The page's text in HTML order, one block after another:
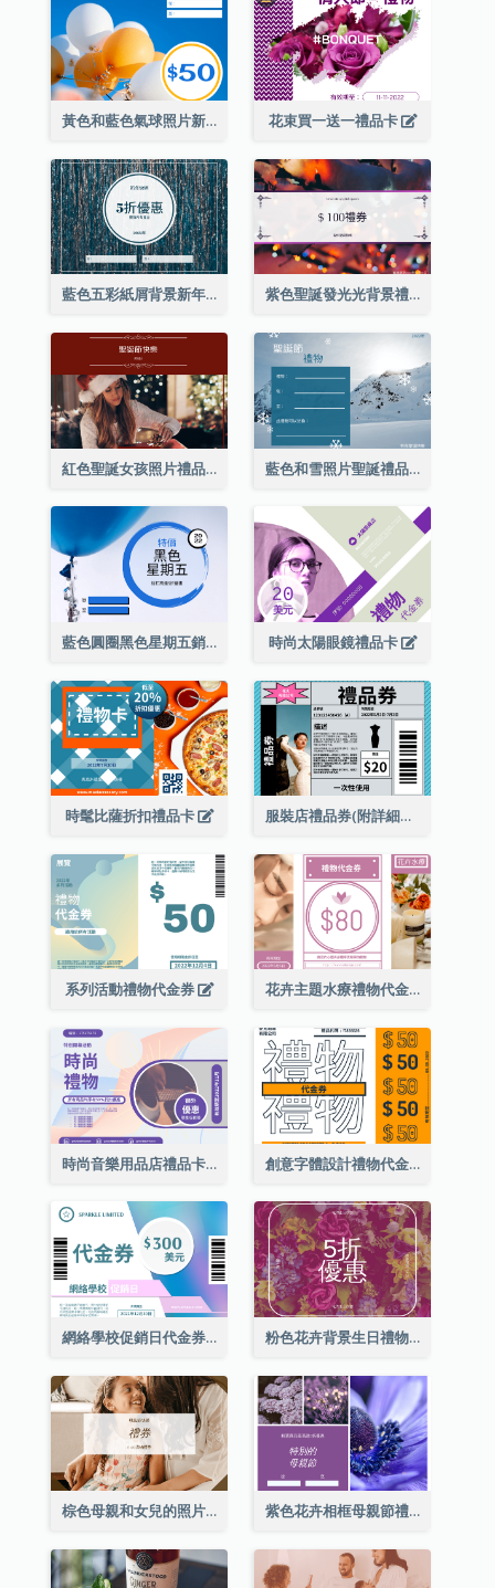
黃色和藍色氣球照片新年禮品卡 花束買一送一禮品卡
藍色五彩紙屑背景新年銷售禮品卡 紫色聖誕發光光背景禮品卡
紅色聖誕女孩照片禮品卡 藍色和雪照片聖誕禮品卡
藍色圓圈黑色星期五銷售禮品卡 時尚太陽眼鏡禮品卡
時髦比薩折扣禮品卡 服裝店禮品券(附詳細資訊)
系列活動禮物代金券 花卉主題水療禮物代金券
時尚音樂用品店禮品卡 創意字體設計禮物代金券
網絡學校促銷日代金券 粉色花卉背景生日禮物卡
棕色母親和女兒的照片母親節的禮品卡 紫色花卉相框母親節禮品卡